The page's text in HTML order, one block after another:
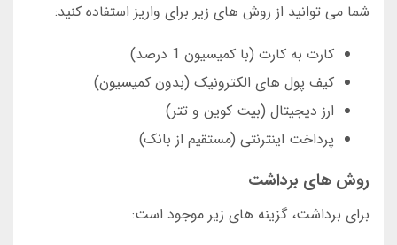
شما می توانید از روش های زیر برای واریز استفاده کنید:
کارت به کارت (با کمیسیون 1 درصد)
کیف پول های الکترونیک (بدون کمیسیون)
ارز دیجیتال (بیت کوین و تتر)
پرداخت اینترنتی (مستقیم از بانک)
روش های برداشت
برای برداشت، گزینه های زیر موجود است: